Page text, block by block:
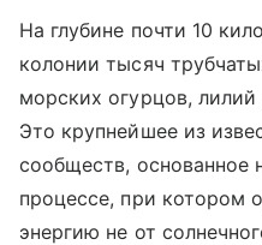
На глубине почти 10
колонии тысяч
морских огурцов,
Это крупнейшее из
сообществ, основанное
процессе, при котором
энергию не от